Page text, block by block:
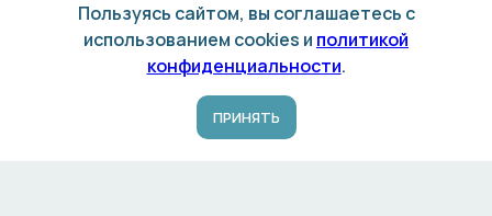
Пользуясь сайтом, вы соглашаетесь с
использованием cookies и политикой
конфиденциальности.
ПРИНЯТЬ